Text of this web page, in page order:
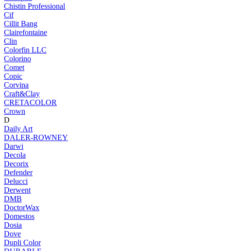
Chistin Professional
Cif
Cillit Bang
Clairefontaine
Clin
Colorfin LLC
Colorino
Comet
Copic
Corvina
Craft&Clay
CRETACOLOR
Crown
D
Daily Art
DALER-ROWNEY
Darwi
Decola
Decorix
Defender
Delucci
Derwent
DMB
DoctorWax
Domestos
Dosia
Dove
Dupli Color